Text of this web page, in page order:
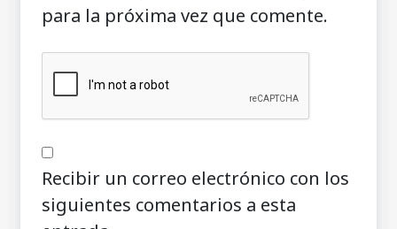
para la próxima vez que comente.
Recibir un correo electrónico con los
siguientes comentarios a esta